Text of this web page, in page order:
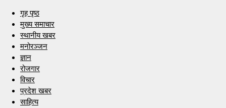
गृह पृष्ठ
मुख्य समाचार
स्थानीय खबर
मनोरञ्जन
ज्ञान
रोजगार
विचार
प्रदेश खबर
साहित्य